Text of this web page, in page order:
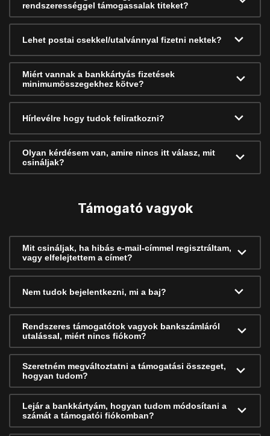
rendszerességgel támogassalak titeket?
Lehet postai csekkel/utalvánnyal fizetni nektek?
Miért vannak a bankkártyás fizetések
minimumösszegekhez kötve?
Hírlevélre hogy tudok feliratkozni?
Olyan kérdésem van, amire nincs itt válasz, mit
csináljak?
Támogató vagyok
Mit csináljak, ha hibás e-mail-címmel regisztráltam,
vagy elfelejtettem a címet?
Nem tudok bejelentkezni, mi a baj?
Rendszeres támogatótok vagyok bankszámláról
utalással, miért nincs fiókom?
Szeretném megváltoztatni a támogatási összeget,
hogyan tudom?
Lejár a bankkártyám, hogyan tudom módosítani a
számát a támogatói fiókomban?